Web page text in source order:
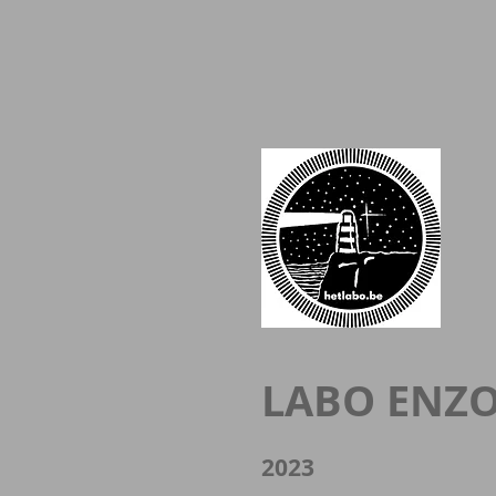
LABO
2023